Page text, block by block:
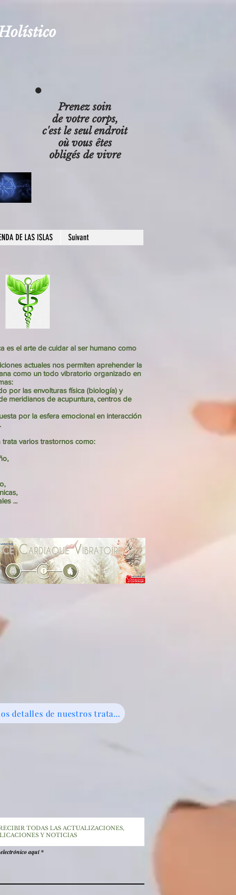
Prenez soin
de votre corps,
c'est le seul endroit
où vous êtes
obligés de vivre
DE LAS ISLAS Suivant
es el arte de cuidar al ser humano como
actuales nos permiten aprehender la
como un todo vibratorio organizado en
por las envolturas física (biología) y
meridianos de acupuntura, centros de
por la esfera emocional en interacción
trata varios trastornos como:
...
Descubra los detalles de nuestros tratamientos AQUÍ
TODAS LAS ACTUALIZACIONES,
Y NOTICIAS
aquí